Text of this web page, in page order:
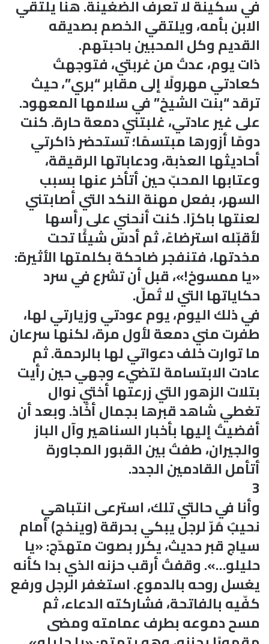
في سكينة لا تعرف الضغينة. هنا يلتقي
الابن بأمه، ويلتقي الخصم بصديقه
القديم وكل المحبين باحبتهم.
ذات يوم، عدتُ من غربتي، فتوجهتُ
كعادتي مهرولًا إلى مقابر “بري”، حيث
ترقد “بنت الشيخ” في سلامها المعهود.
على غير عادتي، غلبتني دمعة حارة. كنت
دومًا أزورها مبتسمًا؛ تستحضر ذاكرتي
أحاديثها العذبة، ودعاباتها الرقيقة،
وعتابها المحبّ حين أتأخر عنها بسبب
السهر، بفعل مهنة النكد التي أصابتني
لعنتها باكرًا. كنت أنحني على رأسها
لأقبّله استرضاءً، ثم أدسّ شيئًا تحت
مخدتها، فتنفجر ضاحكة بكلمتها الأثيرة:
«يا ممسوخ!»، قبل أن تشرع في سرد
حكاياتها التي لا تُملّ.
في ذلك اليوم، يوم عودتي وزيارتي لها،
طفرت مني دمعة لأول مرة، لكنها سرعان
ما توارت خلف دعواتي لها بالرحمة. ثم
عادت الابتسامة لتضيء وجهي حين رأيت
بتلات الزهور التي زرعتها أختي نوال
تغطي شاهد قبرها بجمال أخّاذ. وبعد أن
أفضيتُ إليها بأخبار السناهير وآل الباز
والجيران، طفتُ بين القبور المجاورة
أتأمل القادمين الجدد.
3
وأنا في حالتي تلك، استرعى انتباهي
نحيبٌ مُرّ لرجل يبكي بحرقة (وينخج) أمام
سياج قبر حديث، يكرر بصوت متهدّج: «يا
حليلو…». وقفتُ أرقب حزنه الذي بدا كأنه
يغسل روحه بالدموع. استغفر الرجل ورفع
كفّيه بالفاتحة، فشاركته الدعاء، ثم
مسح دموعه بطرف عمامته ومضى